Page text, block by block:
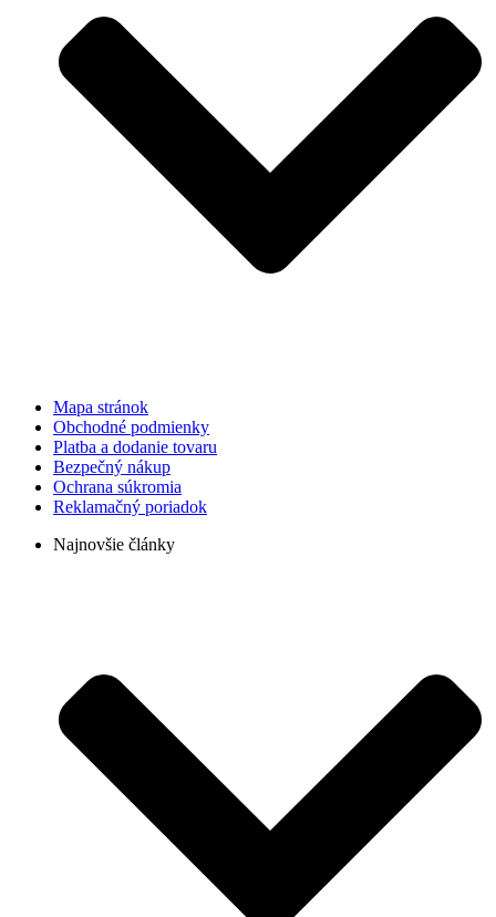
Mapa stránok
Obchodné podmienky
Platba a dodanie tovaru
Bezpečný nákup
Ochrana súkromia
Reklamačný poriadok
Najnovšie články